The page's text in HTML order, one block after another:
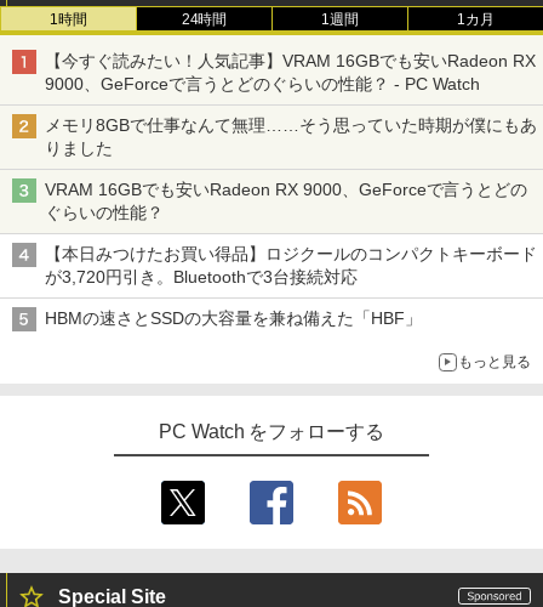
1時間 24時間 1週間 1カ月
【今すぐ読みたい！人気記事】VRAM 16GBでも安いRadeon RX
9000、GeForceで言うとどのぐらいの性能？ - PC Watch
メモリ8GBで仕事なんて無理……そう思っていた時期が僕にもあ
りました
VRAM 16GBでも安いRadeon RX 9000、GeForceで言うとどの
ぐらいの性能？
【本日みつけたお買い得品】ロジクールのコンパクトキーボード
が3,720円引き。Bluetoothで3台接続対応
HBMの速さとSSDの大容量を兼ね備えた「HBF」
もっと見る
PC Watch をフォローする
Special Site